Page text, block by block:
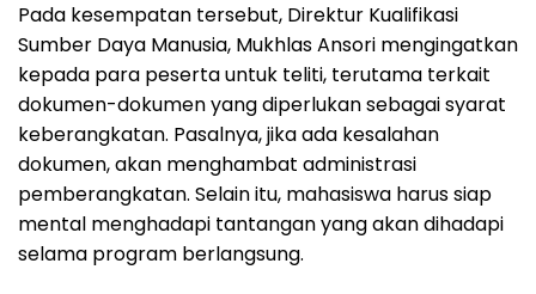
Pada kesempatan tersebut, Direktur Kualifikasi
Sumber Daya Manusia, Mukhlas Ansori mengingatkan
kepada para peserta untuk teliti, terutama terkait
dokumen-dokumen yang diperlukan sebagai syarat
keberangkatan. Pasalnya, jika ada kesalahan
dokumen, akan menghambat administrasi
pemberangkatan. Selain itu, mahasiswa harus siap
mental menghadapi tantangan yang akan dihadapi
selama program berlangsung.